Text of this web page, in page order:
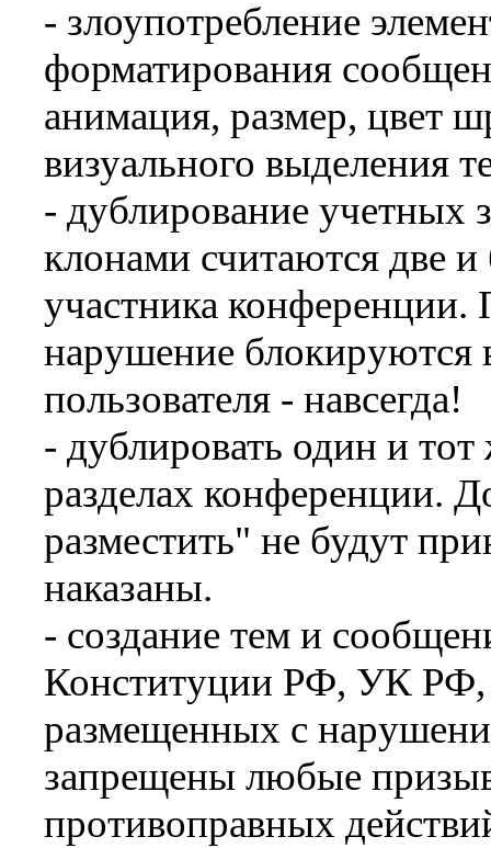
- злоупотребление
форматирования
анимация, размер, цвет
визуального выделения
- дублирование учетных
клонами считаются две
участника
нарушение блокируются
пользователя - навсегда!
- дублировать один и
разделах конференции.
разместить" не будут
наказаны.
- создание тем и
Конституции РФ, УК РФ,
размещенных с
запрещены любые
противоправных